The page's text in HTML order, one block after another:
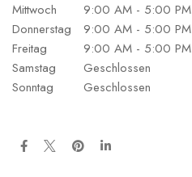
Mittwoch
9:00 AM - 5:00 PM
Donnerstag
9:00 AM - 5:00 PM
Freitag
9:00 AM - 5:00 PM
Samstag
Geschlossen
Sonntag
Geschlossen